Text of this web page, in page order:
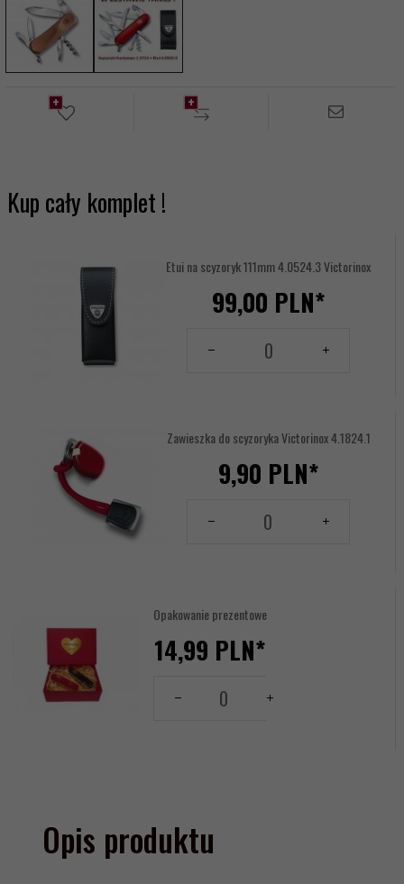
Kup cały komplet !
Etui na scyzoryk 111mm 4.0524.3 Victorinox
99,00 PLN*
Zawieszka do scyzoryka Victorinox 4.1824.1
9,90 PLN*
Opakowanie prezentowe
14,99 PLN*
Opis produktu